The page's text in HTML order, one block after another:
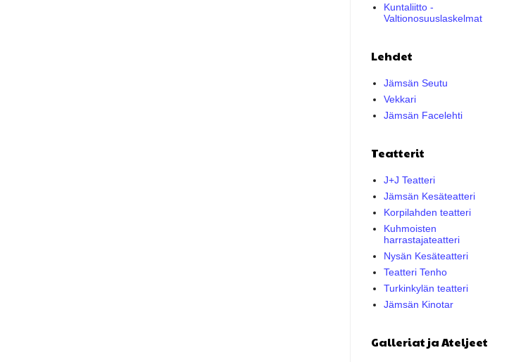
Kuntaliitto -
Valtionosuuslaskelmat
Lehdet
Jämsän Seutu
Vekkari
Jämsän Facelehti
Teatterit
J+J Teatteri
Jämsän Kesäteatteri
Korpilahden teatteri
Kuhmoisten
harrastajateatteri
Nysän Kesäteatteri
Teatteri Tenho
Turkinkylän teatteri
Jämsän Kinotar
Galleriat ja Ateljeet